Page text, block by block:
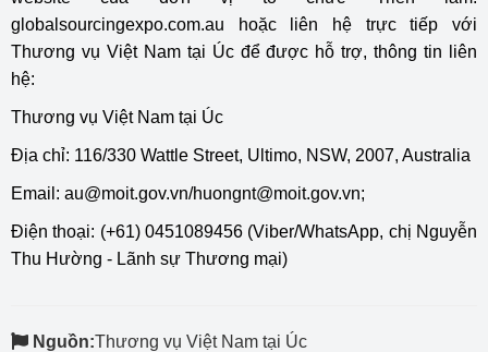
globalsourcingexpo.com.au hoặc liên hệ trực tiếp với
Thương vụ Việt Nam tại Úc để được hỗ trợ, thông tin liên
hệ:
Thương vụ Việt Nam tại Úc
Địa chỉ: 116/330 Wattle Street, Ultimo, NSW, 2007, Australia
Email: au@moit.gov.vn/huongnt@moit.gov.vn;
Điện thoại: (+61) 0451089456 (Viber/WhatsApp, chị Nguyễn
Thu Hường - Lãnh sự Thương mại)
Nguồn:Thương vụ Việt Nam tại Úc